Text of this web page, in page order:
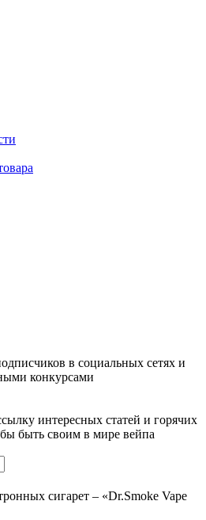
в социальных сетях и
конкурсами
интересных статей и горячих
быть своим в мире вейпа
сигарет – «Dr.Smoke Vape